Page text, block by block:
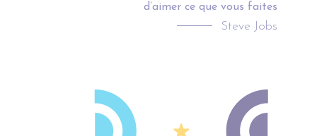
d’aimer ce que vous faites
Steve Jobs